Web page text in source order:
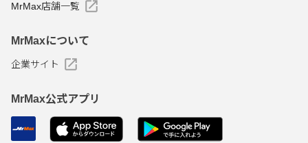
MrMax店舗一覧
MrMaxについて
企業サイト
MrMax公式アプリ